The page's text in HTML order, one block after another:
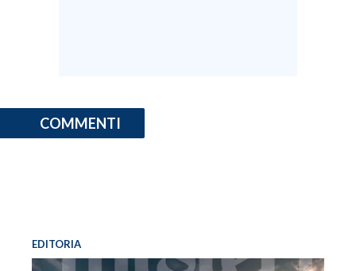
COMMENTI
EDITORIA